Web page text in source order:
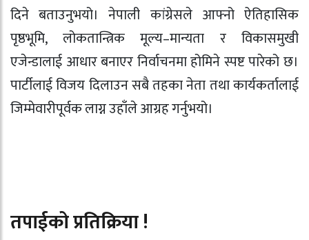
दिने बताउनुभयो। नेपाली कांग्रेसले आफ्नो ऐतिहासिक
पृष्ठभूमि, लोकतान्त्रिक मूल्य–मान्यता र विकासमुखी
एजेन्डालाई आधार बनाएर निर्वाचनमा होमिने स्पष्ट पारेको छ।
पार्टीलाई विजय दिलाउन सबै तहका नेता तथा कार्यकर्तालाई
जिम्मेवारीपूर्वक लाग्न उहाँले आग्रह गर्नुभयो।
तपाईको प्रतिक्रिया !